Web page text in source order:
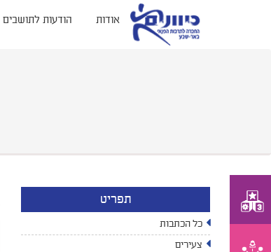
אודות הודעות לתושבים
תפריט
כל הכתבות
צעירים